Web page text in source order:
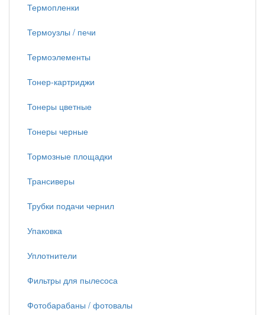
Термопленки
Термоузлы / печи
Термоэлементы
Тонер-картриджи
Тонеры цветные
Тонеры черные
Тормозные площадки
Трансиверы
Трубки подачи чернил
Упаковка
Уплотнители
Фильтры для пылесоса
Фотобарабаны / фотовалы